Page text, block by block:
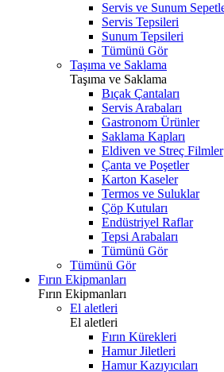
Servis ve Sunum
Servis Tepsileri
Sunum Tepsileri
Tümünü Gör
Taşıma ve Saklama
Taşıma ve Saklama
Bıçak Çantaları
Servis Arabaları
Gastronom Ürünler
Saklama Kapları
Eldiven ve Streç Filmler
Çanta ve Poşetler
Karton Kaseler
Termos ve Suluklar
Çöp Kutuları
Endüstriyel Raflar
Tepsi Arabaları
Tümünü Gör
Tümünü Gör
Fırın Ekipmanları
Fırın Ekipmanları
El aletleri
El aletleri
Fırın Kürekleri
Hamur Jiletleri
Hamur Kazıyıcıları